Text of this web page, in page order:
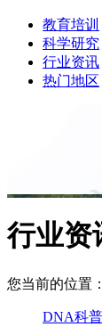
教育培训
科学研究
行业资讯
热门地区
行业资
您当前的位置：
DNA科普